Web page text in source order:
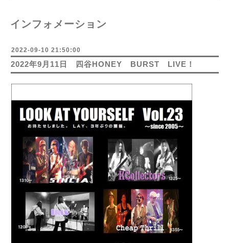
インフォメーション
2022-09-10 21:50:00
2022年9月11日 四谷HONEY BURST LIVE！